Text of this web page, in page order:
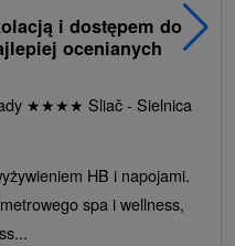
i dostępem do
ocenianych
★★★★ Sliač - Sielnica
HB i napojami.
spa i wellness,